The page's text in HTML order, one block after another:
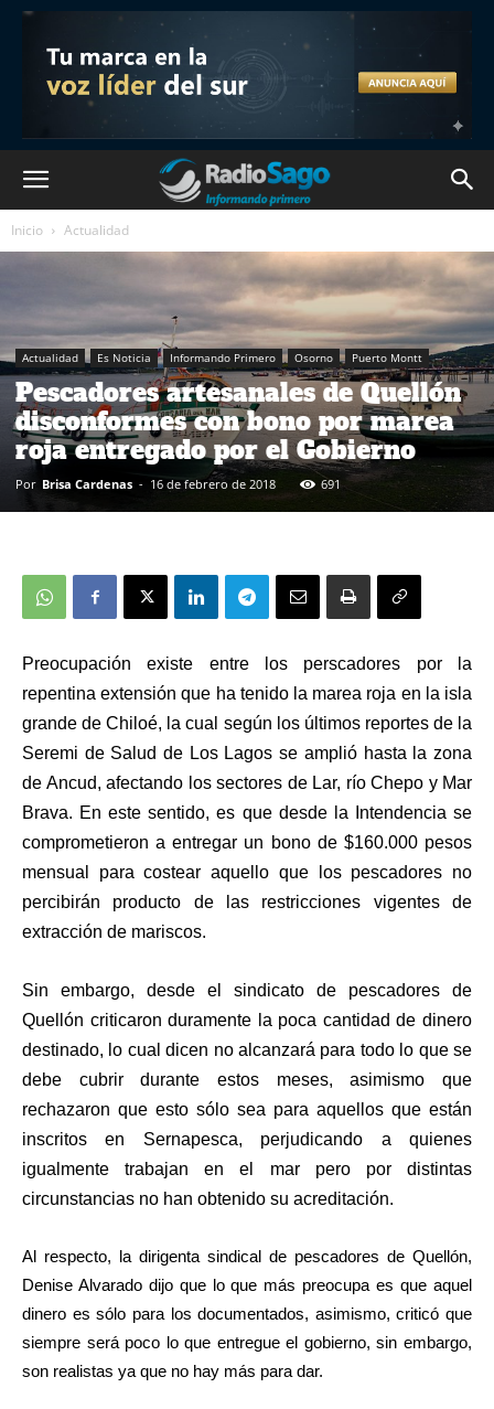
Inicio Actualidad
Actualidad Es Noticia Informando Primero Osorno Puerto Montt
Pescadores artesanales de Quellón
disconformes con bono por marea
roja entregado por el Gobierno
Por Brisa Cardenas - 16 de febrero de 2018 691
Preocupación existe entre los perscadores por la
repentina extensión que ha tenido la marea roja en la isla
grande de Chiloé, la cual según los últimos reportes de l a
Seremi de Salud de Los Lagos se amplió hasta la zona
de Ancud, afectando los sectores de Lar, río Chepo y Mar
Brava. En este sentido, es que desde la Intendencia se
comprometieron a entregar un bono de $160.000 pesos
mensual para costear aquello que los pescadores no
percibirán producto de las restricciones vigentes de
extracción de mariscos.
Sin embargo, desde el sindicato de pescadores de
Quellón criticaron duramente la poca cantidad de dinero
destinado, lo cual dicen no alcanzará para todo lo que se
debe cubrir durante estos meses, asimismo que
rechazaron que esto sólo sea para aquellos que están
inscritos en Sernapesca, perjudicando a quienes
igualmente trabajan en el mar pero por distintas
circunstancias no han obtenido su acreditación.
Al respecto, la dirigenta sindical de pescadores de Quellón,
Denise Alvarado dijo que lo que más preocupa es que aquel
dinero es sólo para los documentados, asimismo, criticó que
siempre será poco lo que entregue el gobierno, sin embargo,
son realistas ya que no hay más para dar.